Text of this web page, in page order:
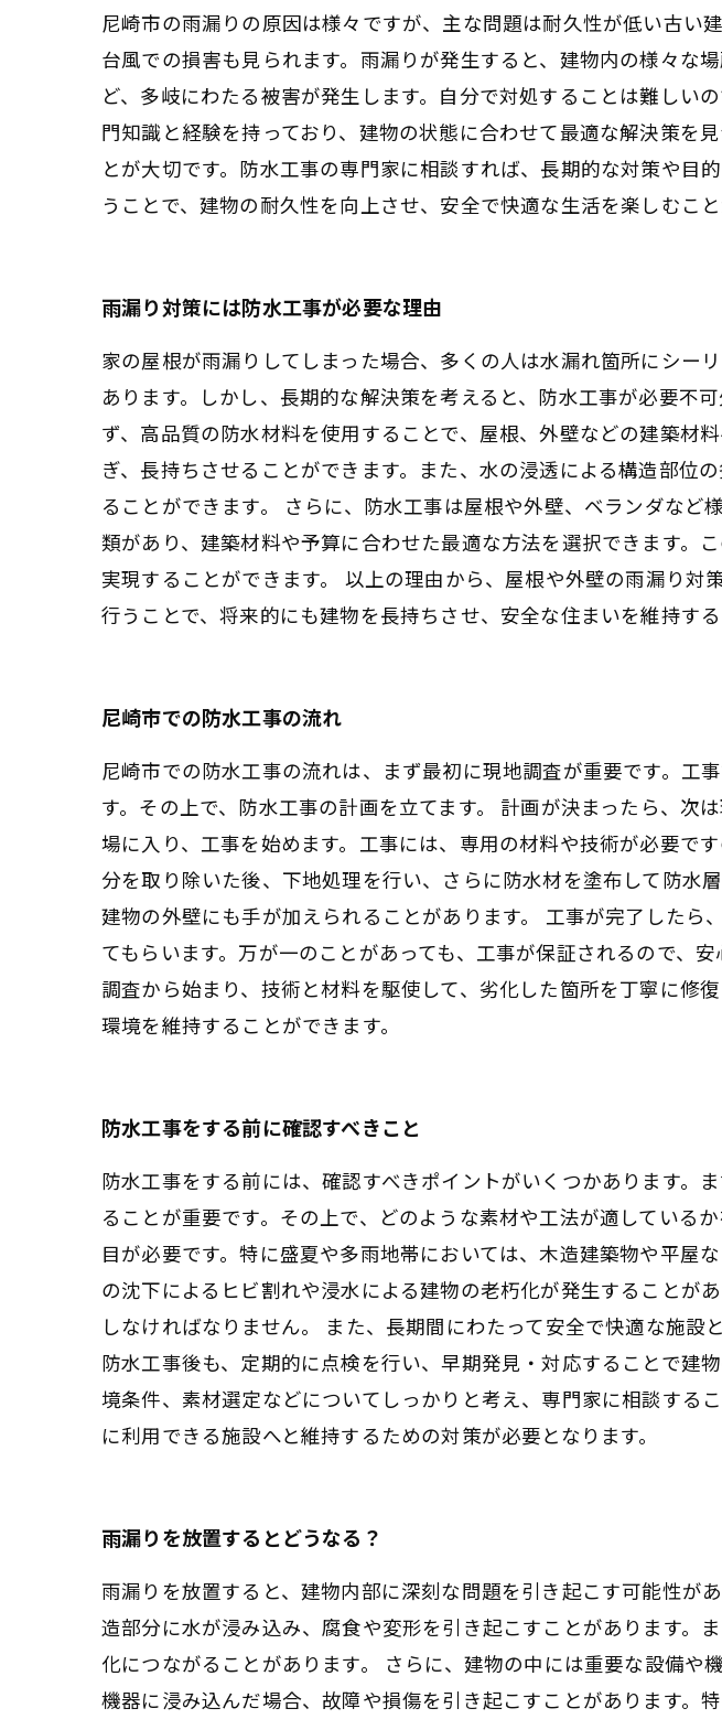
尼崎市の雨漏りの原因は様々ですが、主な問題は耐久性が低い古い
台風での損害も見られます。雨漏りが発生すると、建物内の様々な
ど、多岐にわたる被害が発生します。自分で対処することは難しい
門知識と経験を持っており、建物の状態に合わせて最適な解決策を
とが大切です。防水工事の専門家に相談すれば、長期的な対策や目
うことで、建物の耐久性を向上させ、安全で快適な生活を楽しむこと
雨漏り対策には防水工事が必要な理由
家の屋根が雨漏りしてしまった場合、多くの人は水漏れ箇所にシー
あります。しかし、長期的な解決策を考えると、防水工事が必要不
ず、高品質の防水材料を使用することで、屋根、外壁などの建築材
ぎ、長持ちさせることができます。また、水の浸透による構造部位
ることができます。 さらに、防水工事は屋根や外壁、ベランダな
類があり、建築材料や予算に合わせた最適な方法を選択できます。
実現することができます。 以上の理由から、屋根や外壁の雨漏り
行うことで、将来的にも建物を長持ちさせ、安全な住まいを維持する
尼崎市での防水工事の流れ
尼崎市での防水工事の流れは、まず最初に現地調査が重要です。工
す。その上で、防水工事の計画を立てます。 計画が決まったら、
場に入り、工事を始めます。工事には、専用の材料や技術が必要で
分を取り除いた後、下地処理を行い、さらに防水材を塗布して防水
建物の外壁にも手が加えられることがあります。 工事が完了した
てもらいます。万が一のことがあっても、工事が保証されるので、
調査から始まり、技術と材料を駆使して、劣化した箇所を丁寧に修
環境を維持することができます。
防水工事をする前に確認すべきこと
防水工事をする前には、確認すべきポイントがいくつかあります。
ることが重要です。その上で、どのような素材や工法が適している
目が必要です。特に盛夏や多雨地帯においては、木造建築物や平屋
の沈下によるヒビ割れや浸水による建物の老朽化が発生することが
しなければなりません。 また、長期間にわたって安全で快適な施設
防水工事後も、定期的に点検を行い、早期発見・対応することで建
境条件、素材選定などについてしっかりと考え、専門家に相談する
に利用できる施設へと維持するための対策が必要となります。
雨漏りを放置するとどうなる？
雨漏りを放置すると、建物内部に深刻な問題を引き起こす可能性が
造部分に水が浸み込み、腐食や変形を引き起こすことがあります。
化につながることがあります。 さらに、建物の中には重要な設備
機器に浸み込んだ場合、故障や損傷を引き起こすことがあります。